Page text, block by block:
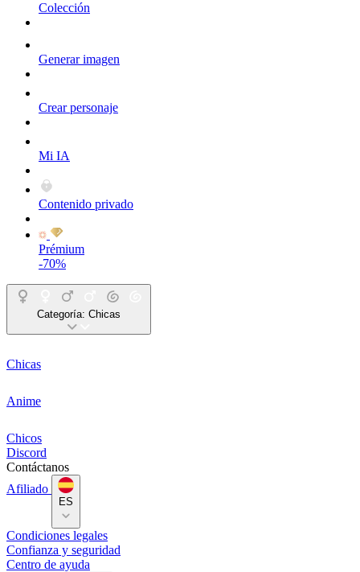
Colección
Generar imagen
Crear personaje
Mi IA
Contenido privado
Prémium
-70%
Categoría: Chicas
Chicas
Anime
Chicos
Discord
Contáctanos
Afiliado
ES
Condiciones legales
Confianza y seguridad
Centro de ayuda